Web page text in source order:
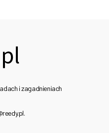
i zagadnieniach